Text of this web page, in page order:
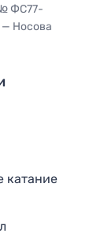
№ ФС77-
— Носова
катание